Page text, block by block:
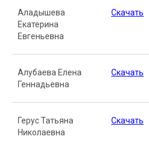
Аладышева
Екатерина
Евгеньевна
Скачать
Алубаева Елена
Геннадьевна
Скачать
Герус Татьяна
Николаевна
Скачать